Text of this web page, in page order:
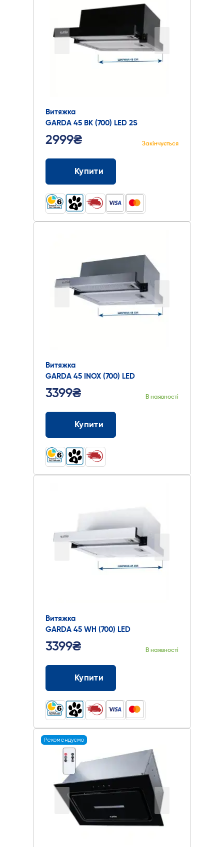
Витяжка
GARDA 45 BK (700) LED 2S
2999₴ Закінчується
Купити
Витяжка
GARDA 45 INOX (700) LED
3399₴ В наявності
Купити
Витяжка
GARDA 45 WH (700) LED
3399₴ В наявності
Купити
Рекомендуємо